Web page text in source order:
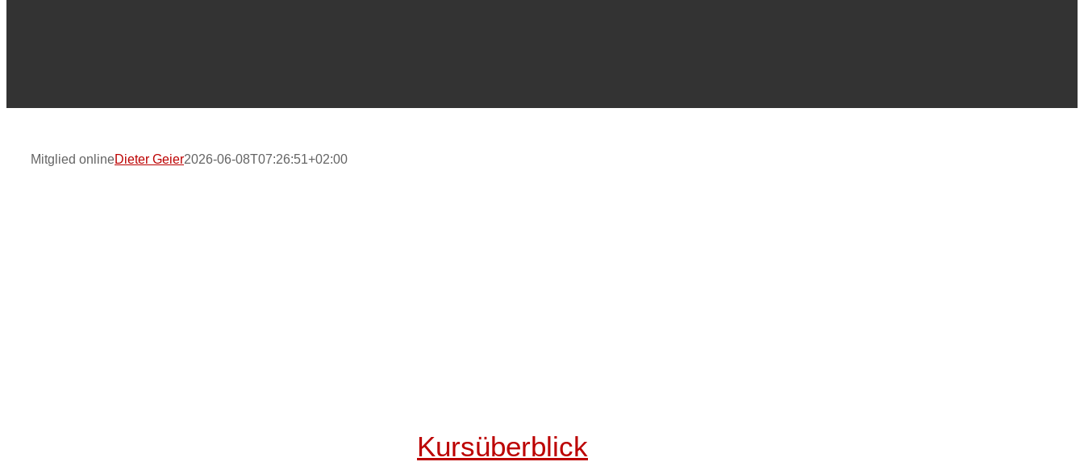
Mitglied onlineDieter Geier2026-06-08T07:26:51+02:00
Kursüberblick